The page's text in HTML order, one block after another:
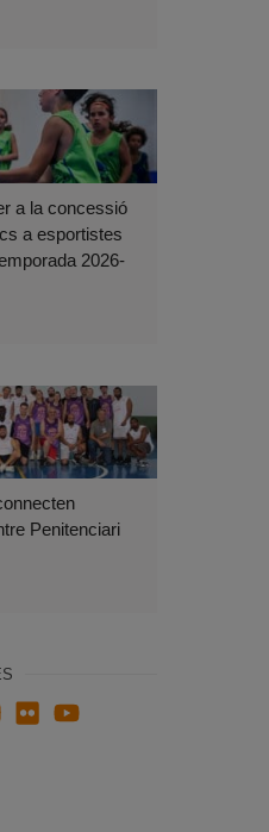
a la concessió
a esportistes
2026-
Penitenciari